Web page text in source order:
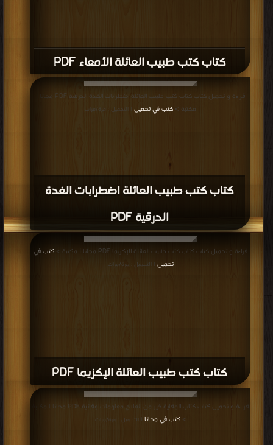
كتاب كتب طبيب العائلة الأمعاء PDF
كتاب كتب طبيب العائلة اضطرابات الغدة
الدرقية PDF
قراءة و تحميل كتاب كتاب كتب طبيب العائلة اضطرابات الغدة الدرقية PDF مجانا |
مكتبة > كتب في تحميل | التحميل : مرة/مرات
كتاب كتب طبيب العائلة الإكزيما PDF
قراءة و تحميل كتاب كتاب كتب طبيب العائلة الإكزيما PDF مجانا | مكتبة >
كتب في
تحميل
| التحميل : مرة/مرات
قراءة و تحميل كتاب كتاب الوقاية خير من العلاج معلومات وقائية PDF مجانا | مكتبة
>كتب في مجانا | التحميل : مرة/مرات